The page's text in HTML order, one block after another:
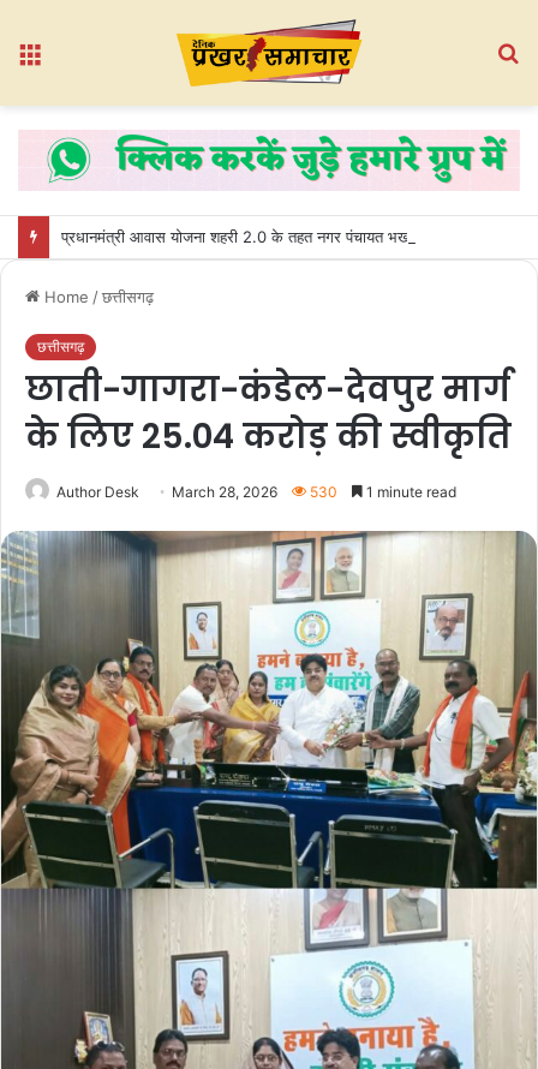
Home /छत्तीसगढ़
छत्तीसगढ़
छाती-गागरा-कंडेल-देवपुर मार्ग
के लिए 25.04 करोड़ की स्वीकृति
Author Desk March 28, 2026 530 1 minute read